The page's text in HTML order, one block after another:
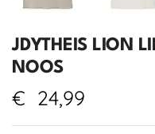
JDYTHEIS LION
NOOS
€ 24,99